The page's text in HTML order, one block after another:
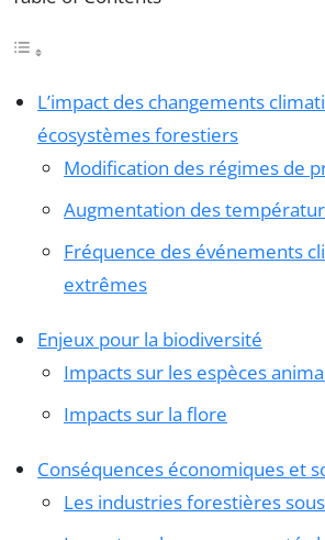
L’impact des changements
écosystèmes forestiers
Modification des régimes de
Augmentation des
Fréquence des événements
extrêmes
Enjeux pour la biodiversité
Impacts sur les espèces
Impacts sur la flore
Conséquences économiques et
Les industries forestières